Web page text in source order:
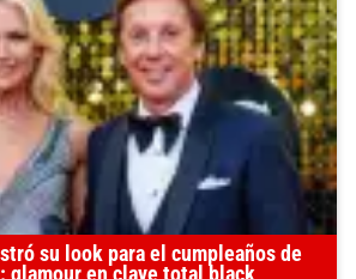
su look para el cumpleaños de